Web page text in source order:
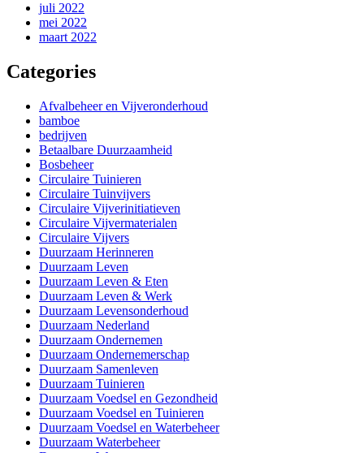
juli 2022
mei 2022
maart 2022
Categories
Afvalbeheer en Vijveronderhoud
bamboe
bedrijven
Betaalbare Duurzaamheid
Bosbeheer
Circulaire Tuinieren
Circulaire Tuinvijvers
Circulaire Vijverinitiatieven
Circulaire Vijvermaterialen
Circulaire Vijvers
Duurzaam Herinneren
Duurzaam Leven
Duurzaam Leven & Eten
Duurzaam Leven & Werk
Duurzaam Levensonderhoud
Duurzaam Nederland
Duurzaam Ondernemen
Duurzaam Ondernemerschap
Duurzaam Samenleven
Duurzaam Tuinieren
Duurzaam Voedsel en Gezondheid
Duurzaam Voedsel en Tuinieren
Duurzaam Voedsel en Waterbeheer
Duurzaam Waterbeheer